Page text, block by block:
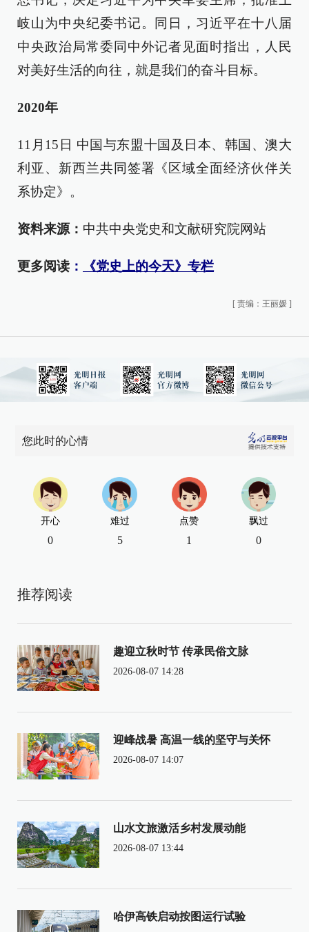
岐山为中央纪委书记。同日，习近平在十八届
中央政治局常委同中外记者见面时指出，人民
对美好生活的向往，就是我们的奋斗目标。
2020年
11月15日 中国与东盟十国及日本、韩国、澳大
利亚、新西兰共同签署《区域全面经济伙伴关
系协定》。
资料来源： 中共中央党史和文献研究院网站
更多阅读 ： 《党史上的今天》专栏
[ 责编：王丽媛 ]
您此时的心情
开心
0
难过
5
点赞
1
飘过
0
推荐阅读
趣迎立秋时节 传承民俗文脉
2026-08-07 14:28
迎峰战暑 高温一线的坚守与关怀
2026-08-07 14:07
山水文旅激活乡村发展动能
2026-08-07 13:44
哈伊高铁启动按图运行试验